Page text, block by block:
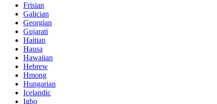
Frisian
Galician
Georgian
Gujarati
Haitian
Hausa
Hawaiian
Hebrew
Hmong
Hungarian
Icelandic
Igbo